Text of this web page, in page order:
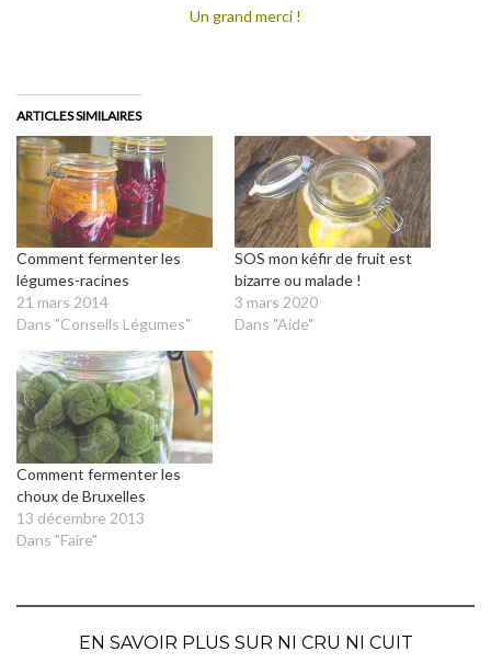
Un grand merci !
ARTICLES SIMILAIRES
Comment fermenter les
légumes-racines
21 mars 2014
Dans "Conseils Légumes"
SOS mon kéfir de fruit est
bizarre ou malade !
3 mars 2020
Dans "Aide"
Comment fermenter les
choux de Bruxelles
13 décembre 2013
Dans "Faire"
EN SAVOIR PLUS SUR NI CRU NI CUIT